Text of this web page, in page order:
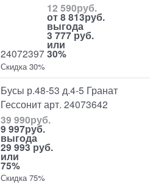
24072397
12 590руб.
от8 813руб.
выгода
3 777 руб.
или
30%
Скидка 30%
Бусы р.48-53 д.4-5 Гранат
Гессонит арт. 24073642
39 990руб.
9 997руб.
выгода
29 993 руб.
или
75%
Скидка 75%